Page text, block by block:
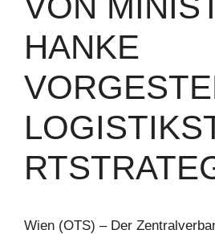
ANKE V
Wien (OTS) – Der